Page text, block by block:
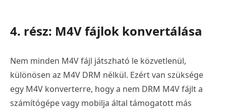
4. rész: M4V fájlok konvertálása
Nem minden M4V fájl játszható le közvetlenül,
különösen az M4V DRM nélkül. Ezért van szüksége
egy M4V konverterre, hogy a nem DRM M4V fájlt a
számítógépe vagy mobilja által támogatott más